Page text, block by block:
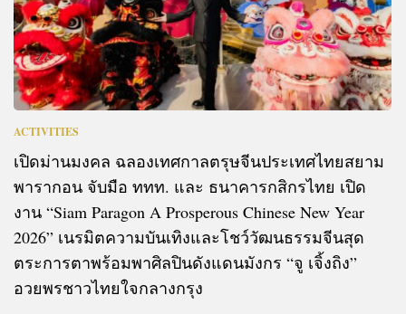
ACTIVITIES
เปิดม่านมงคล ฉลองเทศกาลตรุษจีนประเทศไทยสยาม
พารากอน จับมือ ททท. และ ธนาคารกสิกรไทย เปิด
งาน “Siam Paragon A Prosperous Chinese New Year
2026” เนรมิตความบันเทิงและโชว์วัฒนธรรมจีนสุด
ตระการตาพร้อมพาศิลปินดังแดนมังกร “จู เจิ้งถิง”
อวยพรชาวไทยใจกลางกรุง